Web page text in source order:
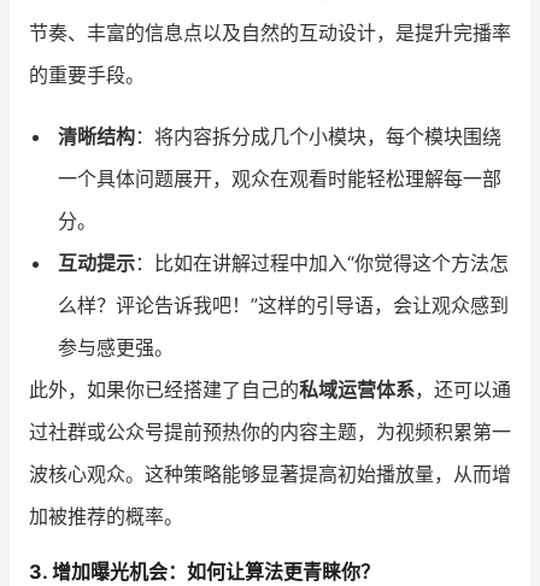
节奏、丰富的信息点以及自然的互动设计，是提升完播率
的重要手段。
清晰结构：将内容拆分成几个小模块，每个模块围绕
一个具体问题展开，观众在观看时能轻松理解每一部
分。
互动提示：比如在讲解过程中加入“你觉得这个方法怎
么样？评论告诉我吧！”这样的引导语，会让观众感到
参与感更强。
此外，如果你已经搭建了自己的私域运营体系，还可以通
过社群或公众号提前预热你的内容主题，为视频积累第一
波核心观众。这种策略能够显著提高初始播放量，从而增
加被推荐的概率。
3. 增加曝光机会：如何让算法更青睐你？